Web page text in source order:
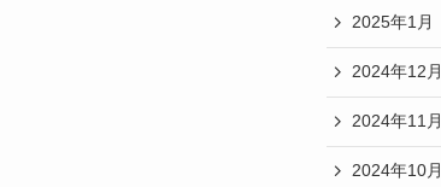
2025年1月
2024年12月
2024年11月
2024年10月